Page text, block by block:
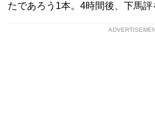
たであろう1本。4時間後、下馬評